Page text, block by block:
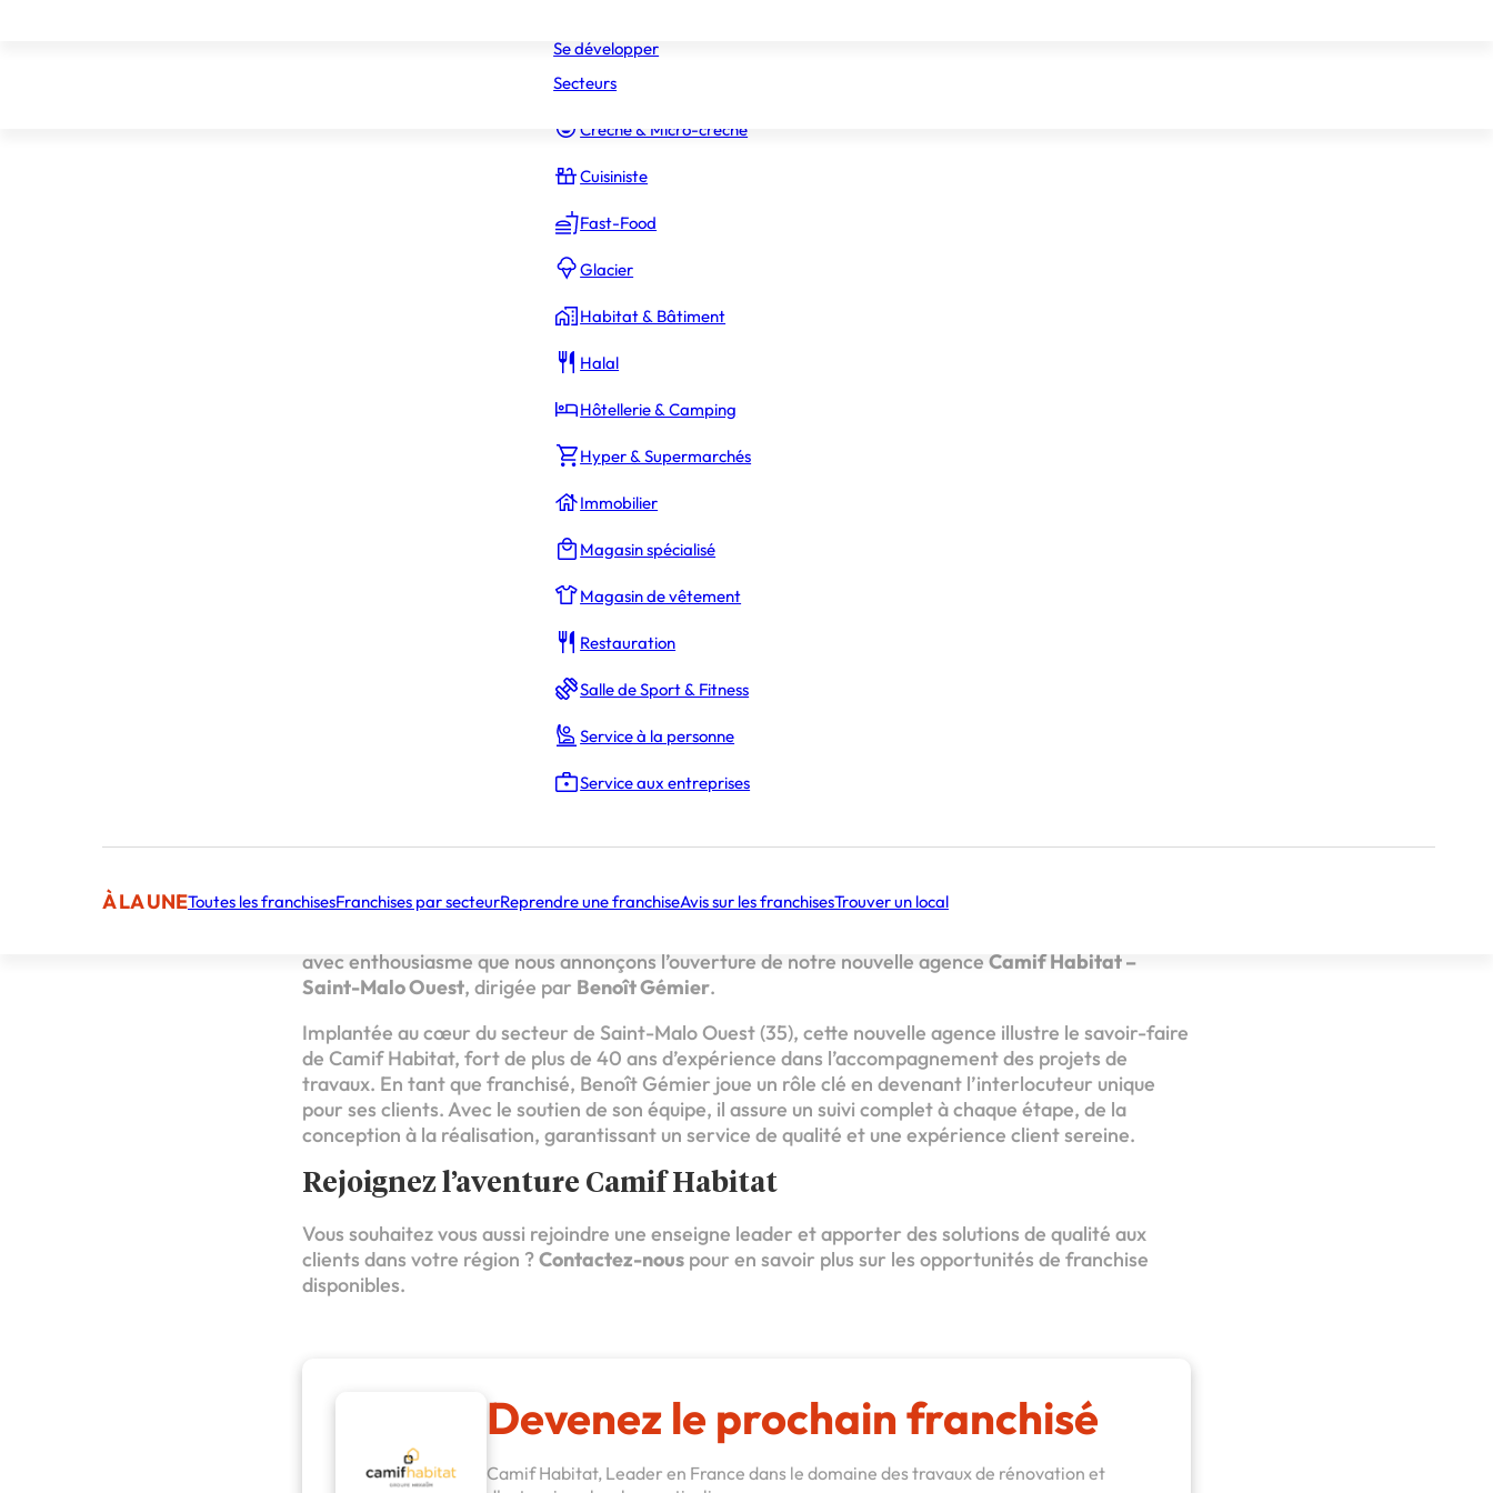
Constructeur Piscines & Spas
Crèche & Micro-crèche
Cuisiniste
Fast-Food
Glacier
Habitat & Bâtiment
Halal
Hôtellerie & Camping
Hyper & Supermarchés
Immobilier
Magasin spécialisé
Magasin de vêtement
Restauration
Salle de Sport & Fitness
Service à la personne
Service aux entreprises
À LA UNEToutes les franchisesFranchises par secteurReprendre une franchiseAvis sur les franchisesTrouver un local
Se développer
Secteurs
Publié par La Rédaction
Rejoignez l’aventure Camif Habitat
Un interlocuteur local à votre
service
Acteur incontournable de la rénovation et de l’extension en France,Camif Habitat
avec enthousiasme que nous annonçons l’ouverture de notre nouvelle agence Camif Habitat –
Saint-Malo Ouest, dirigée par Benoît Gémier.
Implantée au cœur du secteur de Saint-Malo Ouest (35), cette nouvelle agence illustre le savoir-faire
de Camif Habitat, fort de plus de 40 ans d’expérience dans l’accompagnement des projets de
travaux. En tant que franchisé, Benoît Gémier joue un rôle clé en devenant l’interlocuteur unique
pour ses clients. Avec le soutien de son équipe, il assure un suivi complet à chaque étape, de la
conception à la réalisation, garantissant un service de qualité et une expérience client sereine.
Rejoignez l’aventure Camif Habitat
Vous souhaitez vous aussi rejoindre une enseigne leader et apporter des solutions de qualité aux
clients dans votre région ?Contactez-nous pour en savoir plus sur les opportunités de franchise
disponibles.
Devenez le prochain franchisé
Camif Habitat, Leader en France dans le domaine des travaux de rénovation et